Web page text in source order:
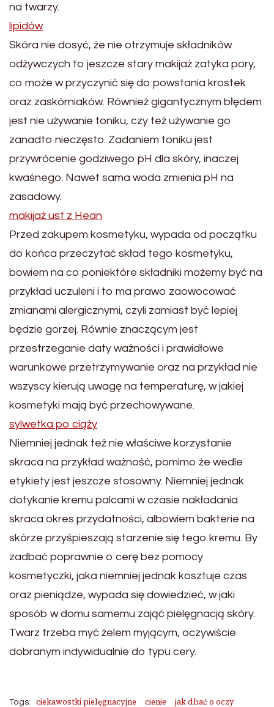
na twarzy.
lipidów
Skóra nie dosyć, że nie otrzymuje składników
odżywczych to jeszcze stary makijaż zatyka pory,
co może w przyczynić się do powstania krostek
oraz zaskórniaków. Również gigantycznym błędem
jest nie używanie toniku, czy też używanie go
zanadto nieczęsto. Zadaniem toniku jest
przywrócenie godziwego pH dla skóry, inaczej
kwaśnego. Nawet sama woda zmienia pH na
zasadowy.
makijaż ust z Hean
Przed zakupem kosmetyku, wypada od początku
do końca przeczytać skład tego kosmetyku,
bowiem na co poniektóre składniki możemy być na
przykład uczuleni i to ma prawo zaowocować
zmianami alergicznymi, czyli zamiast być lepiej
będzie gorzej. Równie znaczącym jest
przestrzeganie daty ważności i prawidłowe
warunkowe przetrzymywanie oraz na przykład nie
wszyscy kierują uwagę na temperaturę, w jakiej
kosmetyki mają być przechowywane.
sylwetka po ciąży
Niemniej jednak też nie właściwe korzystanie
skraca na przykład ważność, pomimo że wedle
etykiety jest jeszcze stosowny. Niemniej jednak
dotykanie kremu palcami w czasie nakładania
skraca okres przydatności, albowiem bakterie na
skórze przyśpieszają starzenie się tego kremu. By
zadbać poprawnie o cerę bez pomocy
kosmetyczki, jaka niemniej jednak kosztuje czas
oraz pieniądze, wypada się dowiedzieć, w jaki
sposób w domu samemu zająć pielęgnacją skóry.
Twarz trzeba myć żelem myjącym, oczywiście
dobranym indywidualnie do typu cery.
Tags: ciekawostki pielęgnacyjne cienie jak dbać o oczy